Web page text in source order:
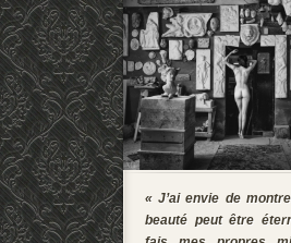
« J’ai envie de
beauté peut être